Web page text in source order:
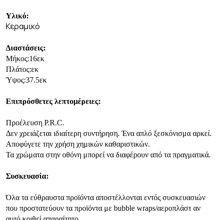
Υλικό:
Κεραμικό
Διαστάσεις:
Μήκος:16εκ
Πλάτος:εκ
Ύψος:37.5εκ
Επιπρόσθετες λεπτομέρειες:
Προέλευση P.R.C.
Δεν χρειάζεται ιδιαίτερη συντήρηση. Ένα απλό ξεσκόνισμα αρκεί.
Αποφύγετε την χρήση χημικών καθαριστικών.
Τα χρώματα στην οθόνη μπορεί να διαφέρουν από τα πραγματικά.
Συσκευασία:
Όλα τα εύθραυστα προϊόντα αποστέλλονται εντός συσκευασιών
που προστατεύουν τα προϊόντα με bubble wraps/αεροπλάστ αν